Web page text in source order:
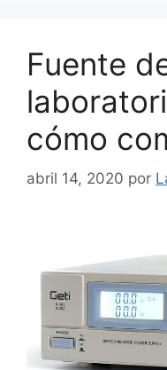
Fuente
cómo
abril 14, 2020 por